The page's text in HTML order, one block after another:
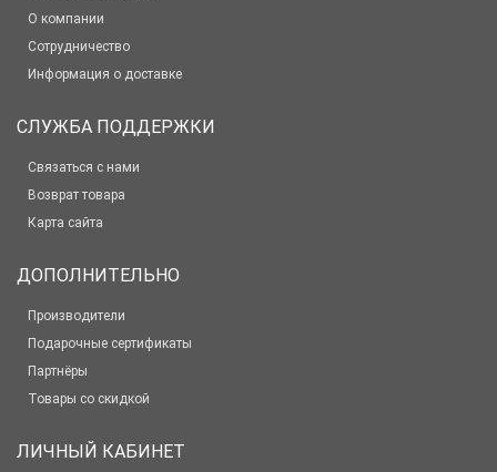
О компании
Сотрудничество
Информация о доставке
СЛУЖБА ПОДДЕРЖКИ
Связаться с нами
Возврат товара
Карта сайта
ДОПОЛНИТЕЛЬНО
Производители
Подарочные сертификаты
Партнёры
Товары со скидкой
ЛИЧНЫЙ КАБИНЕТ